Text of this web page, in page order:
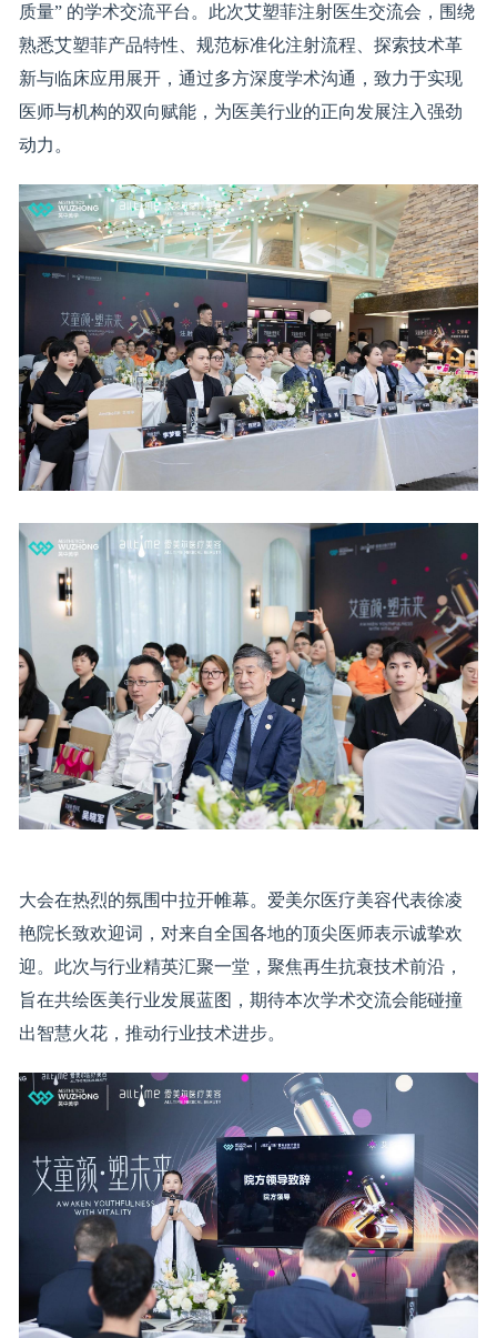
质量” 的学术交流平台。此次艾塑菲注射医生交流会，围绕
熟悉艾塑菲产品特性、规范标准化注射流程、探索技术革
新与临床应用展开，通过多方深度学术沟通，致力于实现
医师与机构的双向赋能，为医美行业的正向发展注入强劲
动力。
大会在热烈的氛围中拉开帷幕。爱美尔医疗美容代表徐凌
艳院长致欢迎词，对来自全国各地的顶尖医师表示诚挚欢
迎。此次与行业精英汇聚一堂，聚焦再生抗衰技术前沿，
旨在共绘医美行业发展蓝图，期待本次学术交流会能碰撞
出智慧火花，推动行业技术进步。